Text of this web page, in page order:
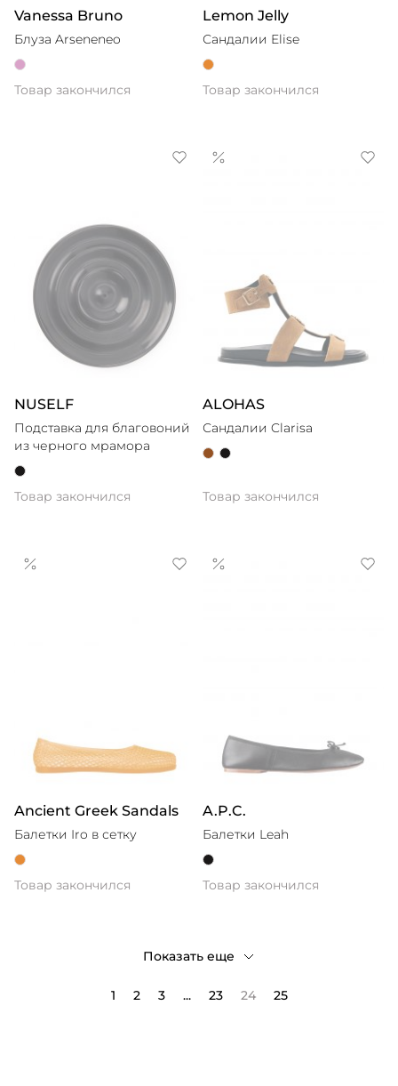
Vanessa Bruno
Блуза Arseneneo
Товар закончился
Lemon Jelly
Сандалии Elise
Товар закончился
NUSELF
Подставка для благовоний
из черного мрамора
Товар закончился
ALOHAS
Сандалии Clarisa
Товар закончился
Ancient Greek Sandals
Балетки Iro в сетку
Товар закончился
A.P.C.
Балетки Leah
Товар закончился
Показать еще
1 2 3 ... 23 24 25